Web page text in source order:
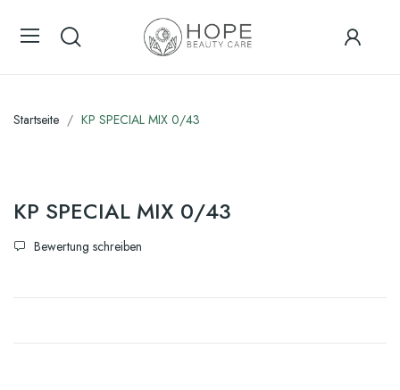
Startseite KP SPECIAL MIX 0/43
KP SPECIAL MIX 0/43
Bewertung schreiben